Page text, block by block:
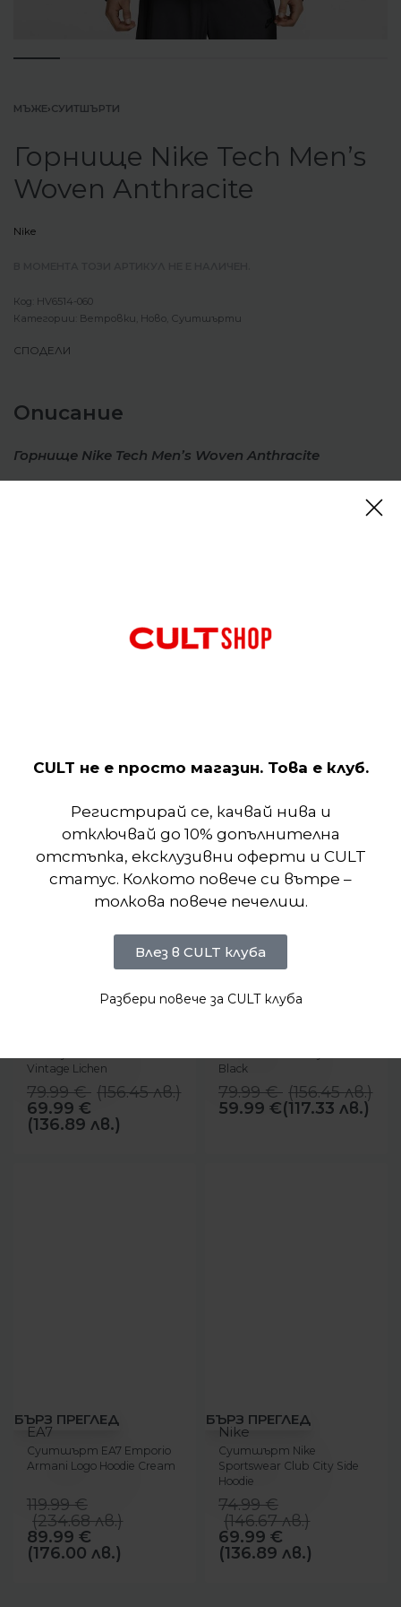
МЪЖЕ›СУИТШЪРТИ
Горнище Nike Tech Men’s
Woven Anthracite
Nike
HV6514-060
Категории: Ветровки Ново Суитшърти
СПОДЕЛИ
Описание
Горнище Nike Tech Men’s Woven Anthracite
горнището Nike Tech Woven ви предлага свобода
БЪРЗ ПРЕГЛЕД
Vintage Lichen
79.99€ (156.45лв.)
69.99 €
(136.89 лв.)
-25%
БЪРЗ ПРЕГЛЕД
Black
79.99€ (156.45лв.)
59.99 €(117.33 лв.)
-25%
БЪРЗ ПРЕГЛЕД
EA7
Суитшърт EA7 Emporio
Armani Logo Hoodie Cream
119.99€
(234.68лв.)
89.99 €
(176.00 лв.)
-7%
БЪРЗ ПРЕГЛЕД
Nike
Суитшърт Nike
Sportswear Club City Side
Hoodie
74.99€
(146.67лв.)
69.99 €
(136.89 лв.)
CULT не е просто магазин. Това е клуб.
Регистрирай се, качвай нива и
отключвай до 10% допълнителна
отстъпка, ексклузивни оферти и CULT
статус. Колкото повече си вътре –
толкова повече печелиш.
Влез в CULT клуба
Разбери повече за CULT клуба